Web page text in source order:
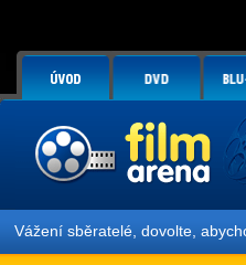
Vážení sběratelé, dovolte,